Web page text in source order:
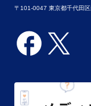
〒101-0047 東京都千代田